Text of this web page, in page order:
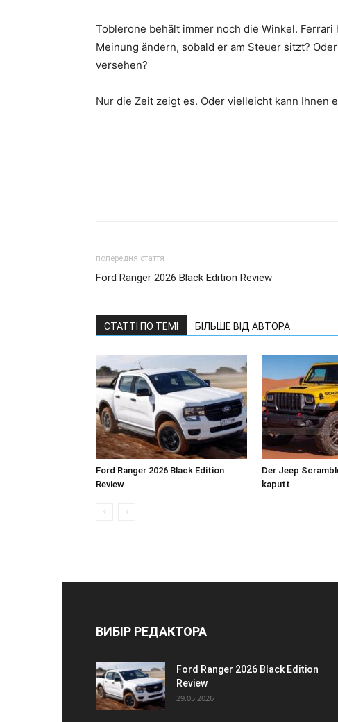
Toblerone behält immer noch die Winkel.
Meinung ändern, sobald er am Steuer sitzt?
versehen?
Nur die Zeit zeigt es. Oder vielleicht kann Ihnen
попередня стаття
Ford Ranger 2026 Black Edition Review
СТАТТІ ПО ТЕМІ БІЛЬШЕ ВІД АВТОРА
Ford Ranger 2026 Black Edition
Review
Der Jeep
kaputt
ВИБІР РЕДАКТОРА
Ford Ranger 2026 Black Edition
Review
29.05.2026